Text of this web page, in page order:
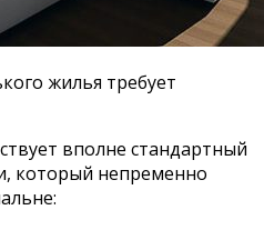
жилья требует
вполне стандартный
который непременно